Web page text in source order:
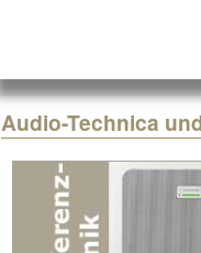
Audio-Technica